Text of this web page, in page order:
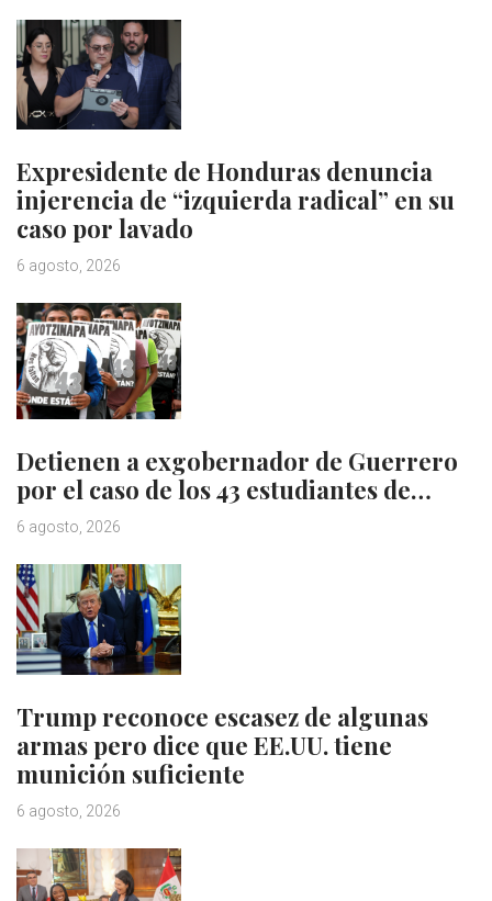
Expresidente de Honduras denuncia
injerencia de “izquierda radical” en su
caso por lavado
6 agosto, 2026
Detienen a exgobernador de Guerrero
por el caso de los 43 estudiantes de…
6 agosto, 2026
Trump reconoce escasez de algunas
armas pero dice que EE.UU. tiene
munición suficiente
6 agosto, 2026